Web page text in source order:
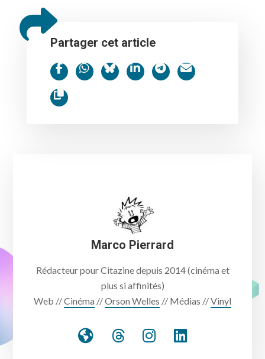
Partager cet article
Marco Pierrard
Rédacteur pour Citazine depuis 2014 (cinéma et
plus si affinités)
Web //Cinéma //Orson Welles // Médias //Vinyl